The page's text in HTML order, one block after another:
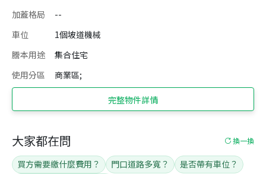
加蓋格局
--
車位
1個坡道機械
謄本用途
集合住宅
使用分區
商業區;
完整物件詳情
大家都在問 換一換
買方需要繳什麼費用？ 門口道路多寬？
是否帶有車位？